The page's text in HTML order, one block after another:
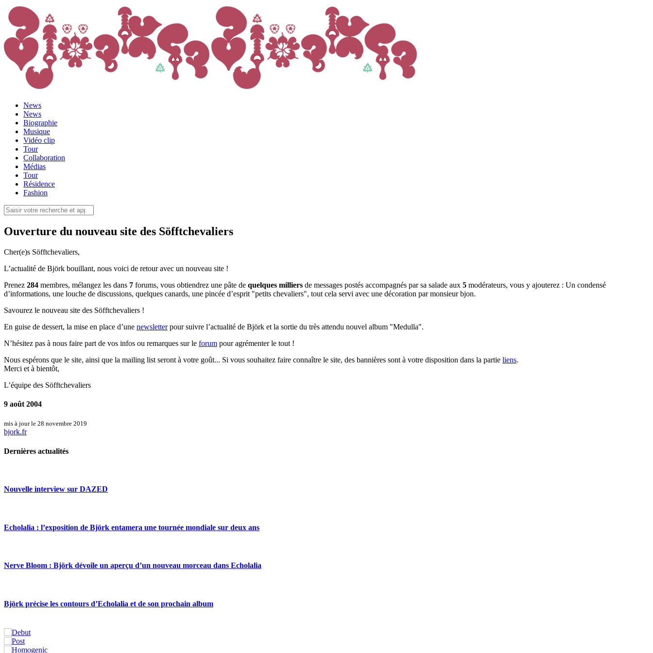
News
News
Biographie
Musique
Vidéo clip
Tour
Collaboration
Médias
Tour
Résidence
Fashion
Ouverture du nouveau site des Söfftchevaliers
Cher(e)s Söfftchevaliers,
L’actualité de Björk bouillant, nous voici de retour avec un nouveau site !
Prenez 284 membres, mélangez les dans 7 forums, vous obtiendrez une pâte de quelques milliers de messages postés accompagnés par sa salade aux 5 modérateurs, vous y ajouterez : Un condensé
d’informations, une louche de discussions, quelques canards, une pincée d’esprit "petits chevaliers", tout cela servi avec une décoration par monsieur bjon.
Savourez le nouveau site des Söfftchevaliers !
En guise de dessert, la mise en place d’une newsletterpour suivre l’actualité de Björk et la sortie du très attendu nouvel album "Medulla".
N’hésitez pas à nous faire part de vos infos ou remarques sur le forum pour agrémenter le tout !
Nous espérons que le site, ainsi que la mailing list seront à votre goût... Si vous souhaitez faire connaître le site, des bannières sont à votre disposition dans la partie liens.
Merci et à bientôt,
L’équipe des Söfftchevaliers
9 août 2004
mis à jour le 28 novembre 2019
bjork.fr
Dernières actualités
Nouvelle interview sur DAZED
Echolalia : l’exposition de Björk entamera une tournée mondiale sur deux ans
Nerve Bloom : Björk dévoile un aperçu d’un nouveau morceau dans Echolalia
Björk précise les contours d’Echolalia et de son prochain album